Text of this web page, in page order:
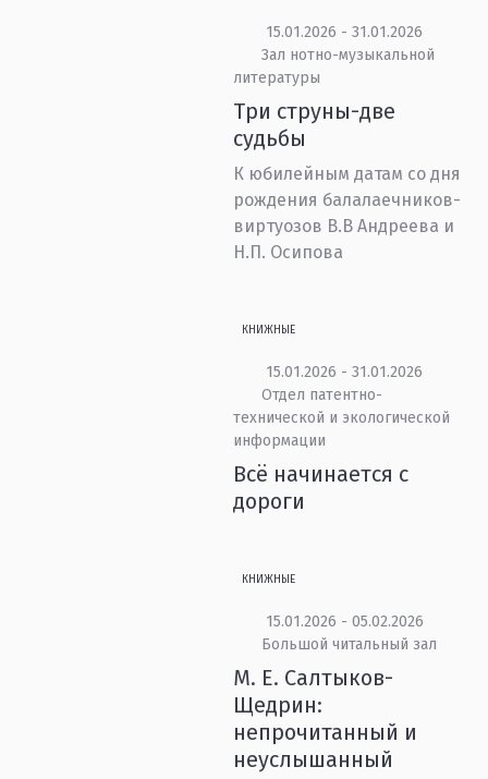
15.01.2026 - 31.01.2026
Зал нотно-музыкальной
литературы
Три струны-две
судьбы
К юбилейным датам со дня
рождения балалаечников-
виртуозов В.В Андреева и
Н.П. Осипова
КНИЖНЫЕ
15.01.2026 - 31.01.2026
Отдел патентно-
технической и экологической
информации
Всё начинается с
дороги
КНИЖНЫЕ
15.01.2026 - 05.02.2026
Большой читальный зал
М. Е. Салтыков-
Щедрин:
непрочитанный и
неуслышанный